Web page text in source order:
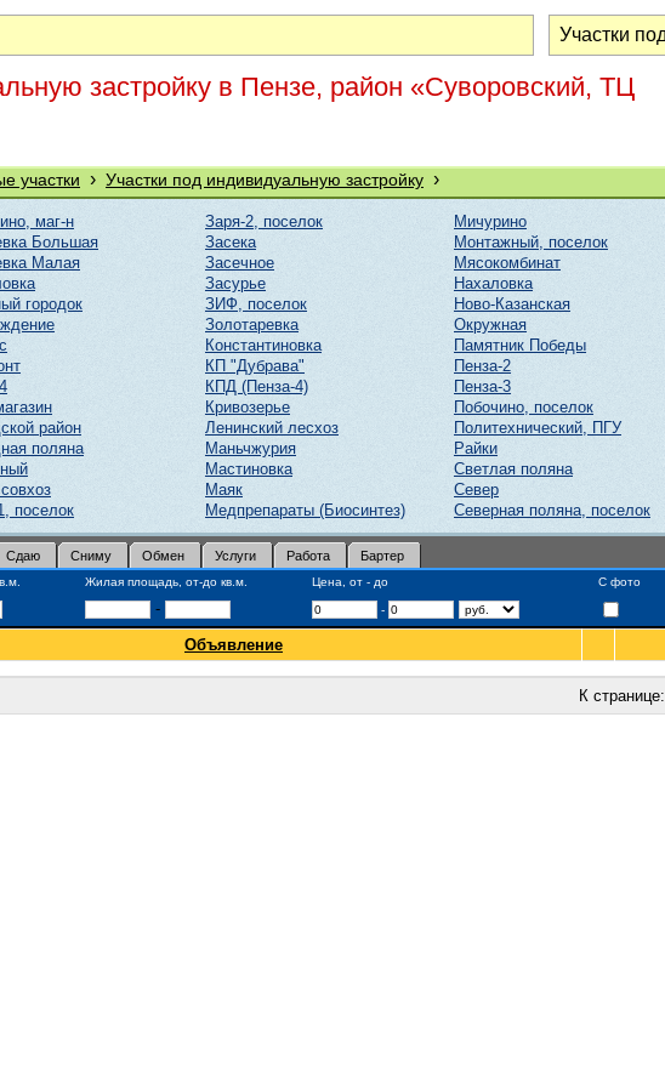
застройку в Пензе, район «Суворовский, ТЦ
участки › Участки под индивидуальную застройку ›
маг-н
Большая
Малая
городок
район
поляна
поселок
Заря-2, поселок
Засека
Засечное
Засурье
ЗИФ, поселок
Золотаревка
Константиновка
КП "Дубрава"
КПД (Пенза-4)
Кривозерье
Ленинский лесхоз
Маньчжурия
Мастиновка
Маяк
Медпрепараты (Биосинтез)
Мичурино
Монтажный, поселок
Мясокомбинат
Нахаловка
Ново-Казанская
Окружная
Памятник Победы
Пенза-2
Пенза-3
Побочино, поселок
Политехнический, ПГУ
Райки
Светлая поляна
Север
Северная поляна, поселок
Сдаю Сниму Обмен Услуги Работа Бартер
Жилая площадь, от-до кв.м. Цена, от - до С фото
- -
Объявление
К странице: